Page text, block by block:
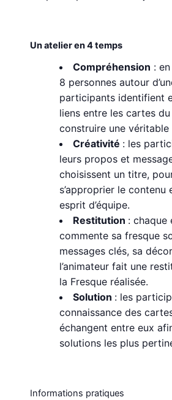
Un atelier en 4 temps
Compréhension :
8 personnes autour
participants identifient
liens entre les cartes
construire une véritable
Créativité : les
leurs propos et
choisissent un titre,
s’approprier le contenu
esprit d’équipe.
Restitution : chaque
commente sa fresque
messages clés, sa
l’animateur fait une
la Fresque réalisée.
Solution : les
connaissance des
échangent entre eux
solutions les plus
Informations pratiques